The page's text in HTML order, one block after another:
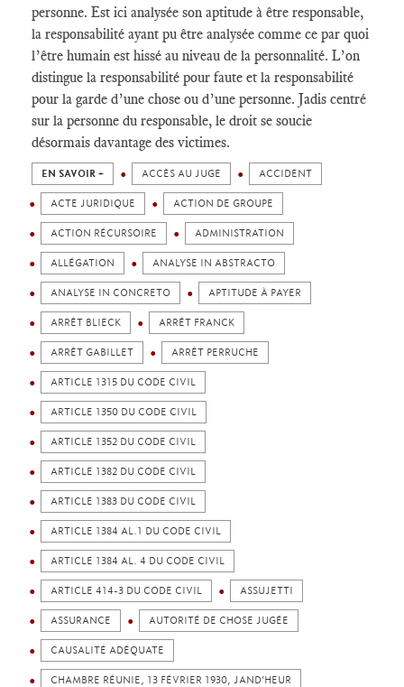
personne. Est ici analysée son aptitude à être responsable,
la responsabilité ayant pu être analysée comme ce par quoi
l’être humain est hissé au niveau de la personnalité. L’on
distingue la responsabilité pour faute et la responsabilité
pour la garde d’une chose ou d’une personne. Jadis centré
sur la personne du responsable, le droit se soucie
désormais davantage des victimes.
EN SAVOIR + ACCÈS AU JUGE ACCIDENT
ACTE JURIDIQUE ACTION DE GROUPE
ACTION RÉCURSOIRE ADMINISTRATION
ALLÉGATION ANALYSE IN ABSTRACTO
ANALYSE IN CONCRETO APTITUDE À PAYER
ARRÊT BLIECK ARRÊT FRANCK
ARRÊT GABILLET ARRÊT PERRUCHE
ARTICLE 1315 DU CODE CIVIL
ARTICLE 1350 DU CODE CIVIL
ARTICLE 1352 DU CODE CIVIL
ARTICLE 1382 DU CODE CIVIL
ARTICLE 1383 DU CODE CIVIL
ARTICLE 1384 AL.1 DU CODE CIVIL
ARTICLE 1384 AL. 4 DU CODE CIVIL
ARTICLE 414-3 DU CODE CIVIL ASSUJETTI
ASSURANCE AUTORITÉ DE CHOSE JUGÉE
CAUSALITÉ ADÉQUATE
CHAMBRE RÉUNIE, 13 FÉVRIER 1930, JAND’HEUR